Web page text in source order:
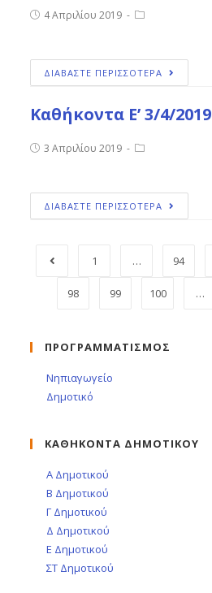
4 Απριλίου 2019
ΔΙΑΒΑΣΤΕ ΠΕΡΙΣΣΟΤΕΡΑ
Καθήκοντα Ε’ 3/4/2019
3 Απριλίου 2019
ΔΙΑΒΑΣΤΕ ΠΕΡΙΣΣΟΤΕΡΑ
1 … 94
98 99 100 …
ΠΡΟΓΡΑΜΜΑΤΙΣΜΟΣ
Νηπιαγωγείο
Δημοτικό
ΚΑΘΗΚΟΝΤΑ ΔΗΜΟΤΙΚΟΥ
Α Δημοτικού
Β Δημοτικού
Γ Δημοτικού
Δ Δημοτικού
Ε Δημοτικού
ΣΤ Δημοτικού